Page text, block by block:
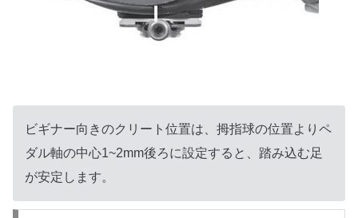
ビギナー向きのクリート位置は、拇指球の位置よりペ
ダル軸の中心1~2mm後ろに設定すると、踏み込む足
が安定します。